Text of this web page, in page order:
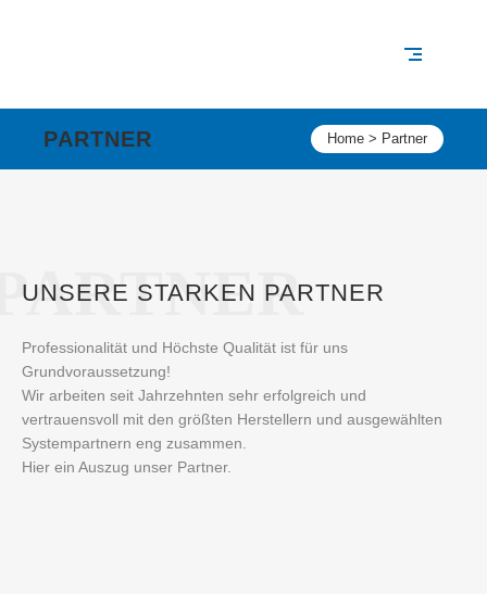
PARTNER Home > Partner
UNSERE STARKEN PARTNER
Professionalität und Höchste Qualität ist für uns
Grundvoraussetzung!
Wir arbeiten seit Jahrzehnten sehr erfolgreich und
vertrauensvoll mit den größten Herstellern und ausgewählten
Systempartnern eng zusammen.
Hier ein Auszug unser Partner.